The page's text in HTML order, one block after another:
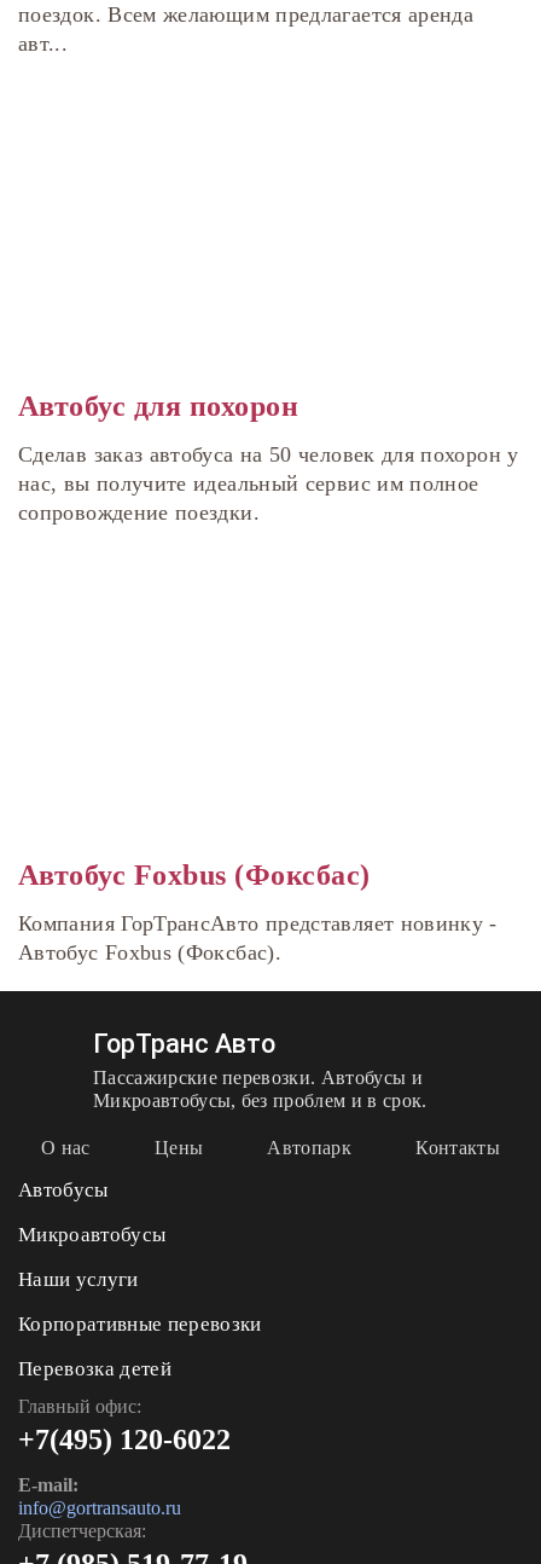
поездок. Всем желающим предлагается аренда
авт...
Автобус для похорон
Сделав заказ автобуса на 50 человек для похорон у
нас, вы получите идеальный сервис им полное
сопровождение поездки.
Автобус Foxbus (Фоксбас)
Компания ГорТрансАвто представляет новинку -
Автобус Foxbus (Фоксбас).
ГорТранс Авто
Пассажирские перевозки. Автобусы и
Микроавтобусы, без проблем и в срок.
О нас Цены Автопарк Контакты
Автобусы
Микроавтобусы
Наши услуги
Корпоративные перевозки
Перевозка детей
Главный офис:
+7(495) 120-6022
E-mail:
info@gortransauto.ru
Диспетчерская: